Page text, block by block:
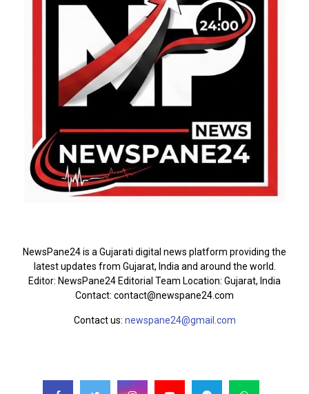
NewsPane24 is a Gujarati digital news platform providing the
latest updates from Gujarat, India and around the world.
Editor: NewsPane24 Editorial Team Location: Gujarat, India
Contact: contact@newspane24.com
Contact us: newspane24@gmail.com